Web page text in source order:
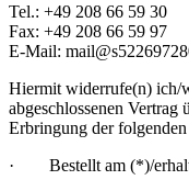
Tel.: +49 208 66 59 30
Fax: +49 208 66 59 97
E-Mail:
Hiermit widerrufe(n)
abgeschlossenen
Erbringung der
· Bestellt am (*)/